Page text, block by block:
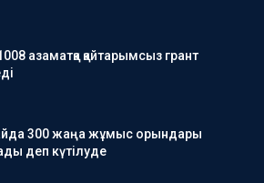
азаматқа қайтарымсыз грант
300 жаңа жұмыс орындары
деп күтілуде